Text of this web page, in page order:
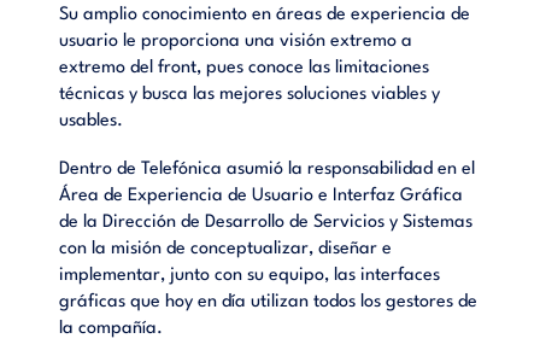
Su amplio conocimiento en áreas de experiencia de
usuario le proporciona una visión extremo a
extremo del front, pues conoce las limitaciones
técnicas y busca las mejores soluciones viables y
usables.
Dentro de Telefónica asumió la responsabilidad en el
Área de Experiencia de Usuario e Interfaz Gráfica
de la Dirección de Desarrollo de Servicios y Sistemas
con la misión de conceptualizar, diseñar e
implementar, junto con su equipo, las interfaces
gráficas que hoy en día utilizan todos los gestores de
la compañía.